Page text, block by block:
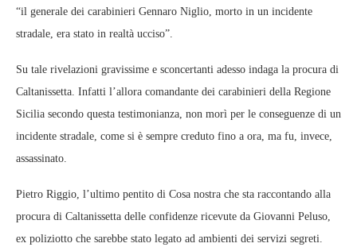
“il generale dei carabinieri Gennaro Niglio, morto in un incidente
stradale, era stato in realtà ucciso”.
Su tale rivelazioni gravissime e sconcertanti adesso indaga la procura di
Caltanissetta. Infatti l’allora comandante dei carabinieri della Regione
Sicilia secondo questa testimonianza, non morì per le conseguenze di un
incidente stradale, come si è sempre creduto fino a ora, ma fu, invece,
assassinato.
Pietro Riggio, l’ultimo pentito di Cosa nostra che sta raccontando alla
procura di Caltanissetta delle confidenze ricevute da Giovanni Peluso,
ex poliziotto che sarebbe stato legato ad ambienti dei servizi segreti.